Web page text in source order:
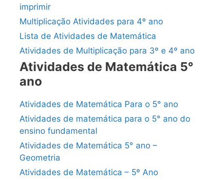
imprimir
Multiplicação Atividades para 4º ano
Lista de Atividades de Matemática
Atividades de Multiplicação para 3º e 4º ano
Atividades de Matemática 5°
ano
Atividades de Matemática Para o 5° ano
Atividades de matemática para o 5° ano do
ensino fundamental
Atividades de Matemática 5° ano –
Geometria
Atividades de Matemática – 5º Ano